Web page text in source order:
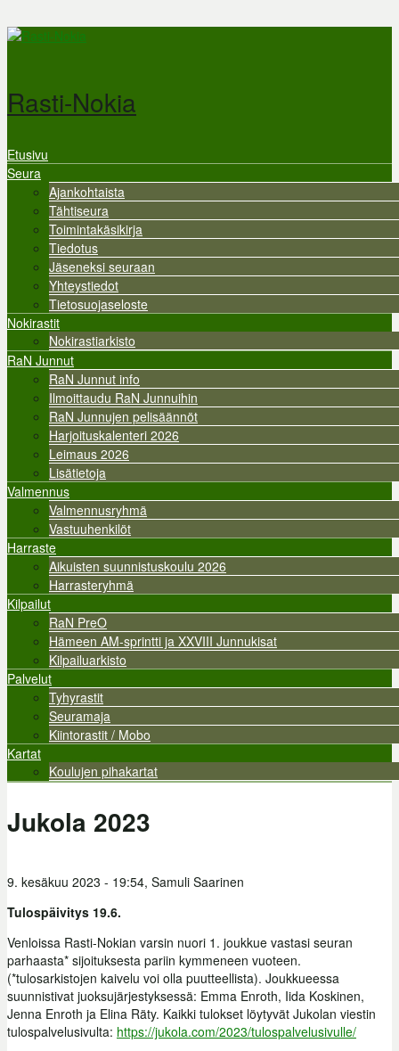
Hyppää pääsisältöön
Rasti-Nokia
Valikko
Etusivu
Seura
Ajankohtaista
Tähtiseura
Toimintakäsikirja
Tiedotus
Jäseneksi seuraan
Yhteystiedot
Tietosuojaseloste
Nokirastit
Nokirastiarkisto
RaN Junnut
RaN Junnut info
Ilmoittaudu RaN Junnuihin
RaN Junnujen pelisäännöt
Harjoituskalenteri 2026
Leimaus 2026
Lisätietoja
Valmennus
Valmennusryhmä
Vastuuhenkilöt
Harraste
Aikuisten suunnistuskoulu 2026
Harrasteryhmä
Kilpailut
RaN PreO
Hämeen AM-sprintti ja XXVIII Junnukisat
Kilpailuarkisto
Palvelut
Tyhyrastit
Seuramaja
Kiintorastit / Mobo
Kartat
Koulujen pihakartat
Jukola 2023
9. kesäkuu 2023 - 19:54, Samuli Saarinen
Tulospäivitys 19.6.
Venloissa Rasti-Nokian varsin nuori 1. joukkue vastasi seuran
parhaasta* sijoituksesta pariin kymmeneen vuoteen.
(*tulosarkistojen kaivelu voi olla puutteellista). Joukkueessa
suunnistivat juoksujärjestyksessä: Emma Enroth, Iida Koskinen,
Jenna Enroth ja Elina Räty. Kaikki tulokset löytyvät Jukolan viestin
tulospalvelusivulta: https://jukola.com/2023/tulospalvelusivulle/